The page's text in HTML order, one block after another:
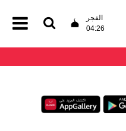
الفجر
04:26